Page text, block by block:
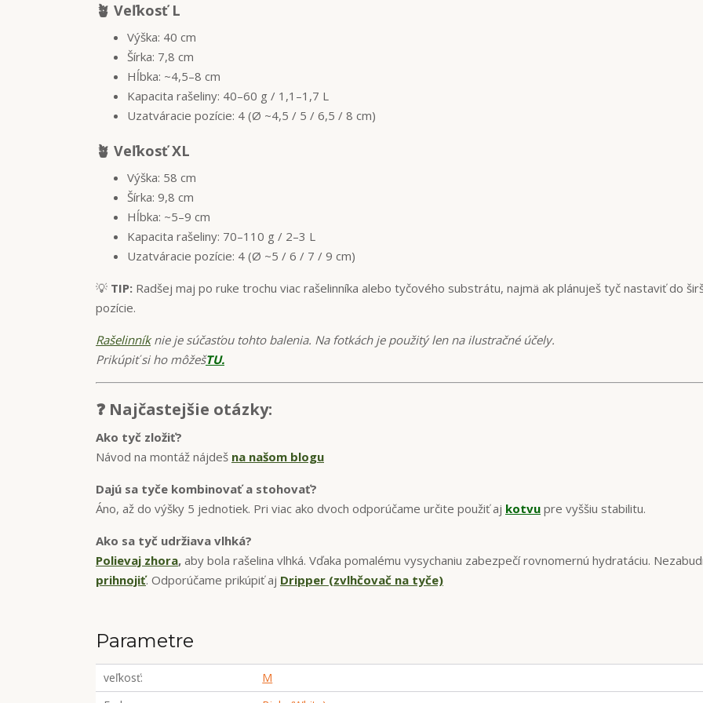
🪴 Veľkosť L
Výška: 40 cm
Šírka: 7,8 cm
Hĺbka: ~4,5–8 cm
Kapacita rašeliny: 40–60 g / 1,1–1,7 L
Uzatváracie pozície: 4 (Ø ~4,5 / 5 / 6,5 / 8 cm)
🪴 Veľkosť XL
Výška: 58 cm
Šírka: 9,8 cm
Hĺbka: ~5–9 cm
Kapacita rašeliny: 70–110 g / 2–3 L
Uzatváracie pozície: 4 (Ø ~5 / 6 / 7 / 9 cm)
💡 TIP: Radšej maj po ruke trochu viac rašelinníka alebo tyčového substrátu, najmä ak plánuješ tyč nastaviť do
pozície.
Rašelinníknie je súčasťou tohto balenia. Na fotkách je použitý len na ilustračné účely.
Prikúpiť si ho môžešTU.
❓ Najčastejšie otázky:
Ako tyč zložiť?
Návod na montáž nájdeš na našom blogu
Dajú sa tyče kombinovať a stohovať?
Áno, až do výšky 5 jednotiek. Pri viac ako dvoch odporúčame určite použiť aj kotvu pre vyššiu stabilitu.
Ako sa tyč udržiava vlhká?
Polievaj zhora, aby bola rašelina vlhká. Vďaka pomalému vysychaniu zabezpečí rovnomernú hydratáciu.
prihnojiť. Odporúčame prikúpiť aj Dripper (zvlhčovač na tyče)
Parametre
veľkosť
M